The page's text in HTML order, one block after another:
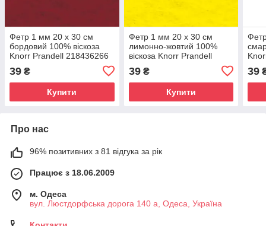
Фетр 1 мм 20 x 30 см
бордовий 100% віскоза
Knorr Prandell 218436266
39 ₴
Купити
Фетр 1 мм 20 x 30 см
лимонно-жовтий 100%
віскоза Knorr Prandell
39₴
Купити
39
Про нас
96% позитивних з 81 відгука за рік
Працює з 18.06.2009
м. Одеса
вул. Люстдорфська дорога 140 а, Одеса, Україна